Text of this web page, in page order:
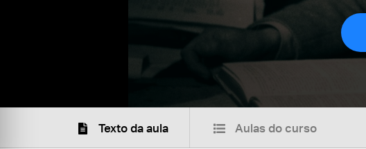
Texto da aula Aulas do curso